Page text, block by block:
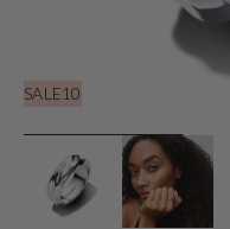
SALE10